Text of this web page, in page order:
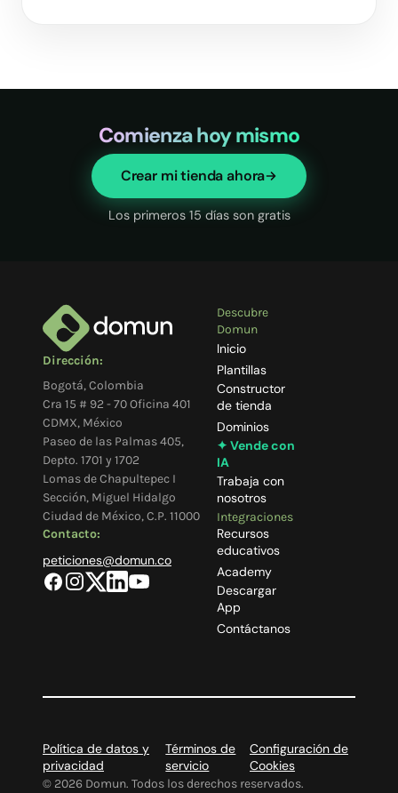
Comienza hoy mismo
Crear mi tienda ahora
Los primeros 15 días son gratis
Dirección:
Bogotá, Colombia
Cra 15 # 92 - 70 Oficina 401
CDMX, México
Paseo de las Palmas 405,
Depto. 1701 y 1702
Lomas de Chapultepec I
Sección, Miguel Hidalgo
Ciudad de México, C.P. 11000
Contacto:
peticiones@domun.co
Descubre
Domun
Inicio
Plantillas
Constructor
de tienda
Dominios
✦ Vende con
IA
Trabaja con
nosotros
Integraciones
Recursos
educativos
Academy
Descargar
App
Contáctanos
© 2026 Domun. Todos los derechos reservados.
Política de datos y
privacidad
Términos de
servicio
Configuración de
Cookies